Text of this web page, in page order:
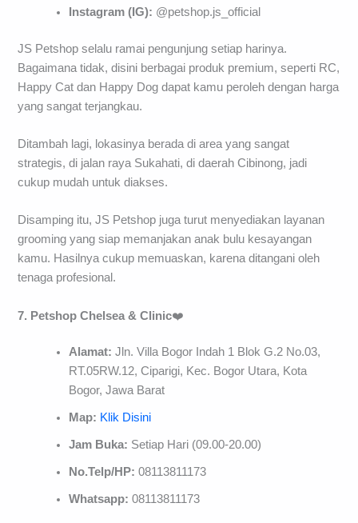
Instagram (IG): @petshop.js_official
JS Petshop selalu ramai pengunjung setiap harinya.
Bagaimana tidak, disini berbagai produk premium, seperti RC,
Happy Cat dan Happy Dog dapat kamu peroleh dengan harga
yang sangat terjangkau.
Ditambah lagi, lokasinya berada di area yang sangat
strategis, di jalan raya Sukahati, di daerah Cibinong, jadi
cukup mudah untuk diakses.
Disamping itu, JS Petshop juga turut menyediakan layanan
grooming yang siap memanjakan anak bulu kesayangan
kamu. Hasilnya cukup memuaskan, karena ditangani oleh
tenaga profesional.
7. Petshop Chelsea & Clinic❤️
Alamat: Jln. Villa Bogor Indah 1 Blok G.2 No.03,
RT.05RW.12, Ciparigi, Kec. Bogor Utara, Kota
Bogor, Jawa Barat
Map: Klik Disini
Jam Buka: Setiap Hari (09.00-20.00)
No.Telp/HP: 08113811173
Whatsapp:08113811173